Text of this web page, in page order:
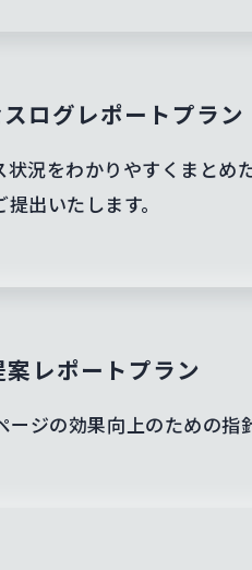
ログレポートプラン
状況をわかりやすくまと
出いたします。
案レポートプラン
ージの効果向上のための指